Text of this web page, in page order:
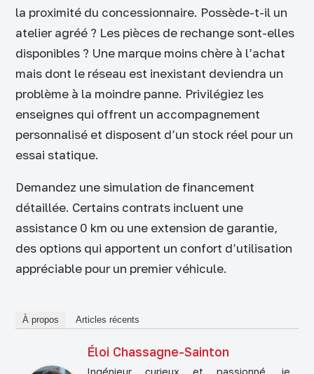
la proximité du concessionnaire. Possède-t-il un
atelier agréé ? Les pièces de rechange sont-elles
disponibles ? Une marque moins chère à l’achat
mais dont le réseau est inexistant deviendra un
problème à la moindre panne. Privilégiez les
enseignes qui offrent un accompagnement
personnalisé et disposent d’un stock réel pour un
essai statique.
Demandez une simulation de financement
détaillée. Certains contrats incluent une
assistance 0 km ou une extension de garantie,
des options qui apportent un confort d’utilisation
appréciable pour un premier véhicule.
À propos Articles récents
Éloi Chassagne-Sainton
Ingénieur curieux et passionné, je